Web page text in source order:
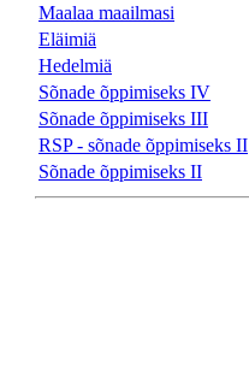
Maalaa maailmasi
Eläimiä
Hedelmiä
Sõnade õppimiseks IV
Sõnade õppimiseks III
RSP - sõnade õppimiseks II
Sõnade õppimiseks II